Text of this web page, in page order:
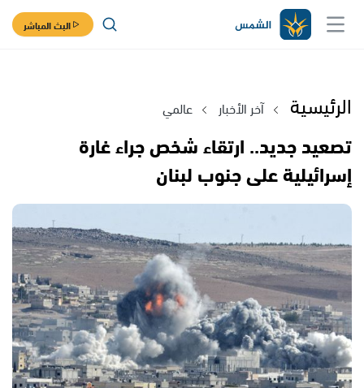
البث المباشر
الرئيسية آخر الأخبار عالمي
تصعيد جديد.. ارتقاء شخص جراء غارة
إسرائيلية على جنوب لبنان